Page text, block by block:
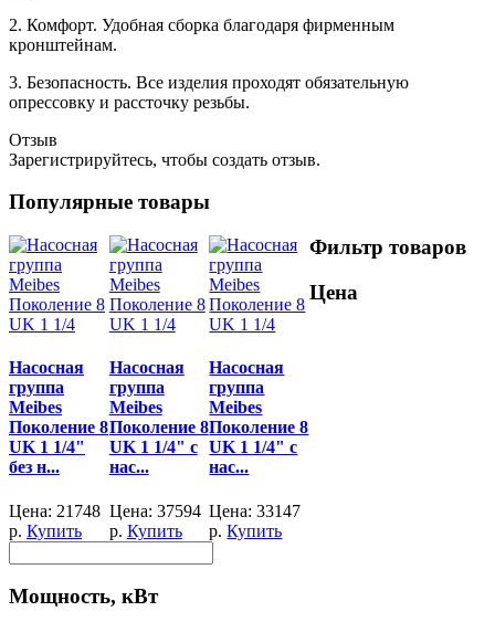
2. Комфорт. Удобная сборка благодаря фирменным
кронштейнам.
3. Безопасность. Все изделия проходят обязательную
опрессовку и рассточку резьбы.
Отзыв
Зарегистрируйтесь, чтобы создать отзыв.
Популярные товары
Насосная
группа
Meibes
Поколение 8
UK 1 1/4"
без н...
Цена: 21748
р. Купить
Насосная
группа
Meibes
Поколение 8
UK 1 1/4" с
нас...
Цена: 37594
р. Купить
Насосная
группа
Meibes
Поколение 8
UK 1 1/4" с
нас...
Цена: 33147
р. Купить
Фильтр товаров
Цена
Мощность, кВт